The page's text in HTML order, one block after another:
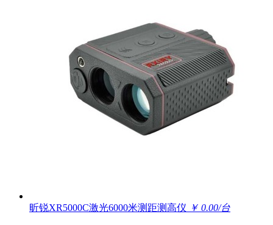
昕锐XR5000C激光6000米测距测高仪 ￥ 0.00/台